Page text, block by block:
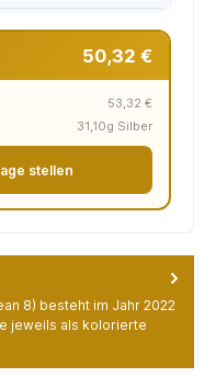
50,32 €
53,32 €
31,10g Silber
stellen
8) besteht im Jahr 2022
jeweils als kolorierte